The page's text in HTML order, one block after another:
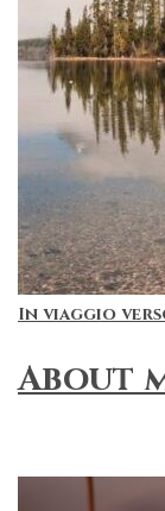
In viaggio
About